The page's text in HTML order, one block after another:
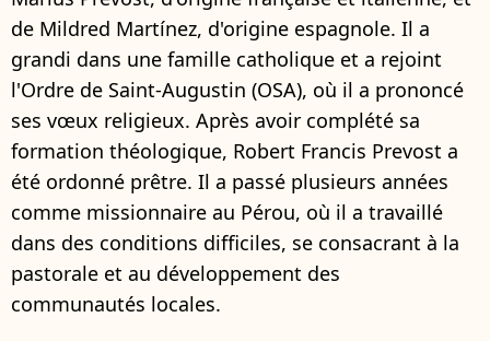
de Mildred Martínez, d'origine espagnole. Il a
grandi dans une famille catholique et a rejoint
l'Ordre de Saint-Augustin (OSA), où il a prononcé
ses vœux religieux. Après avoir complété sa
formation théologique, Robert Francis Prevost a
été ordonné prêtre. Il a passé plusieurs années
comme missionnaire au Pérou, où il a travaillé
dans des conditions difficiles, se consacrant à la
pastorale et au développement des
communautés locales.